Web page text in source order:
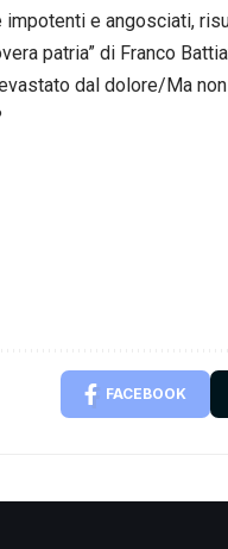
e angosciati,
patria” di Franco
dal dolore/Ma
FACEBOOK